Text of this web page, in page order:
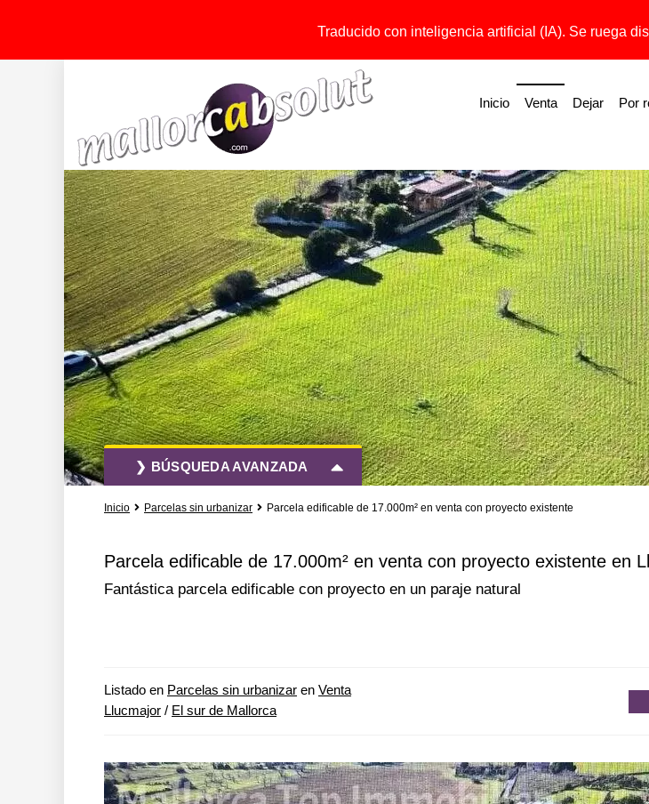
Traducido con inteligencia artificial (IA). Se ruega
Inicio Venta Dejar Por
❯ BÚSQUEDA AVANZADA
Todas las acciones
Más opciones de búsqueda
Inicio Parcelas sin urbanizar Parcela edificable de 17.000m² en venta con proyecto existente
Parcela edificable de 17.000m² en venta con proyecto existente en
Fantástica parcela edificable con proyecto en un paraje natural
Listado en Parcelas sin urbanizar en Venta
Llucmajor / El sur de Mallorca